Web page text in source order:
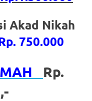
Akad Nikah
750.000
Rp.